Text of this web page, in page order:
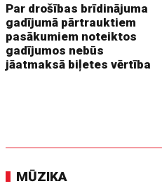
Par drošības brīdinājuma
gadījumā pārtrauktiem
pasākumiem noteiktos
gadījumos nebūs
jāatmaksā biļetes vērtība
MŪZIKA